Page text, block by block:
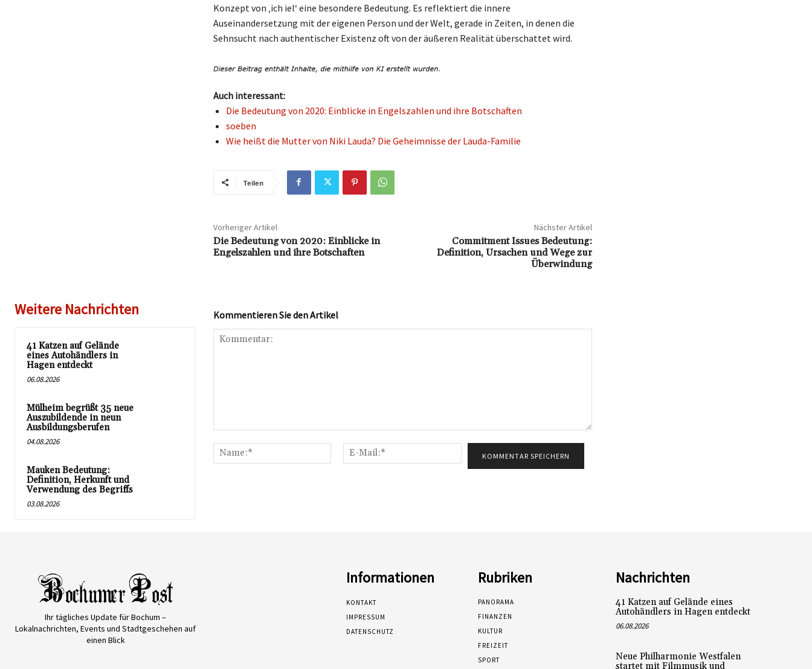
Konzept von ‚ich iel‘ eine besondere Bedeutung. Es reflektiert die innere
Auseinandersetzung mit der eigenen Person und der Welt, gerade in Zeiten, in denen die
Sehnsucht nach authentischer Existenz oft von der äußeren Realität überschattet wird.
Auch interessant:
Die Bedeutung von 2020: Einblicke in Engelszahlen und ihre Botschaften
soeben
Wie heißt die Mutter von Niki Lauda? Die Geheimnisse der Lauda-Familie
Teilen
Vorheriger Artikel
Die Bedeutung von 2020: Einblicke in
Engelszahlen und ihre Botschaften
Nächster Artikel
Commitment Issues Bedeutung:
Definition, Ursachen und Wege zur
Überwindung
Weitere Nachrichten
41 Katzen auf Gelände
eines Autohändlers in
Hagen entdeckt
06.08.2026
Mülheim begrüßt 35 neue
Auszubildende in neun
Ausbildungsberufen
04.08.2026
Mauken Bedeutung:
Definition, Herkunft und
Verwendung des Begriffs
03.08.2026
Kommentieren Sie den Artikel
Name:*
Mail:*
Ihr tägliches Update für Bochum –
Lokalnachrichten, Events und Stadtgeschehen auf
einen Blick
Informationen
KONTAKT
IMPRESSUM
DATENSCHUTZ
Rubriken
PANORAMA
FINANZEN
KULTUR
FREIZEIT
SPORT
Nachrichten
41 Katzen auf Gelände eines
Autohändlers in Hagen entdeckt
06.08.2026
Neue Philharmonie Westfalen
startet mit Filmmusik und